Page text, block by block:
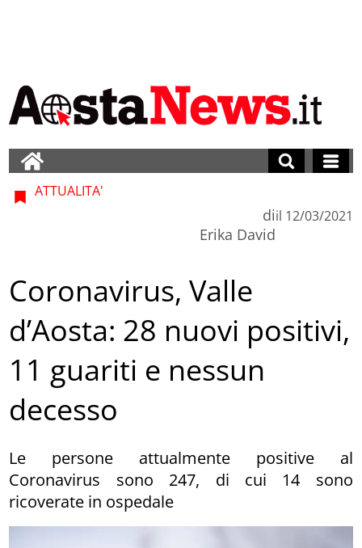
ATTUALITA'
di
Erika David
il 12/03/2021
Coronavirus, Valle
d’Aosta: 28 nuovi positivi,
11 guariti e nessun
decesso
Le persone attualmente positive al
Coronavirus sono 247, di cui 14 sono
ricoverate in ospedale